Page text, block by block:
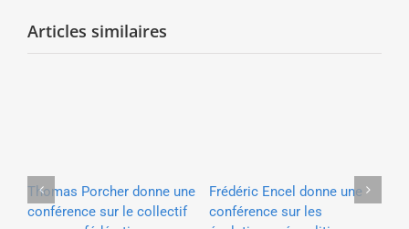
Articles similaires
Thomas Porcher donne une
conférence sur le collectif
Frédéric Encel donne une
conférence sur les